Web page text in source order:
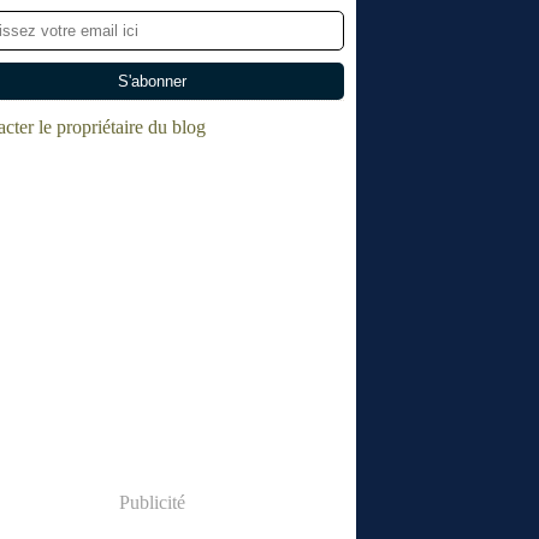
le propriétaire du blog
Publicité